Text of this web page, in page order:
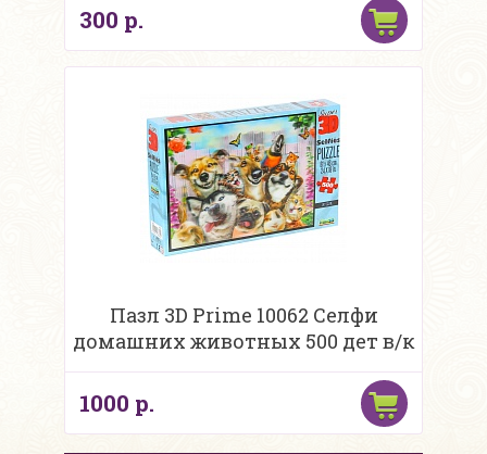
300 р.
Пазл 3D Prime 10062 Селфи
домашних животных 500 дет в/к
1000 р.